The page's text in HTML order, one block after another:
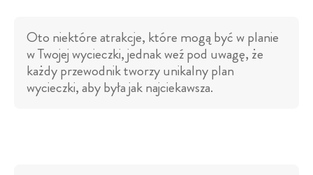
Oto niektóre atrakcje, które mogą być w planie
w Twojej wycieczki, jednak weź pod uwagę, że
każdy przewodnik tworzy unikalny plan
wycieczki, aby była jak najciekawsza.